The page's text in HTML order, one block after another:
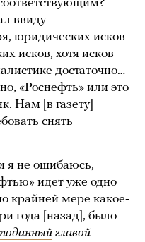
ввиду
юридических исков
исков, хотя исков
достаточно…
«Роснефть» или это
Нам [в газету]
снять
я не ошибаюсь,
идет уже одно
крайней мере какое-
года [назад], было
поданный главой